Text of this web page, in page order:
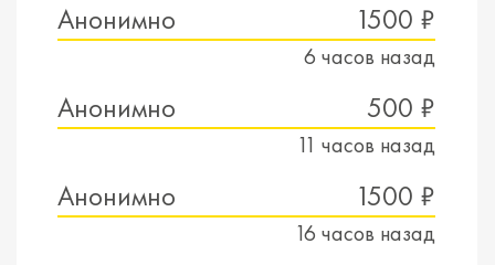
Анонимно 1500 ₽
6 часов назад
Анонимно 500 ₽
11 часов назад
Анонимно 1500 ₽
16 часов назад